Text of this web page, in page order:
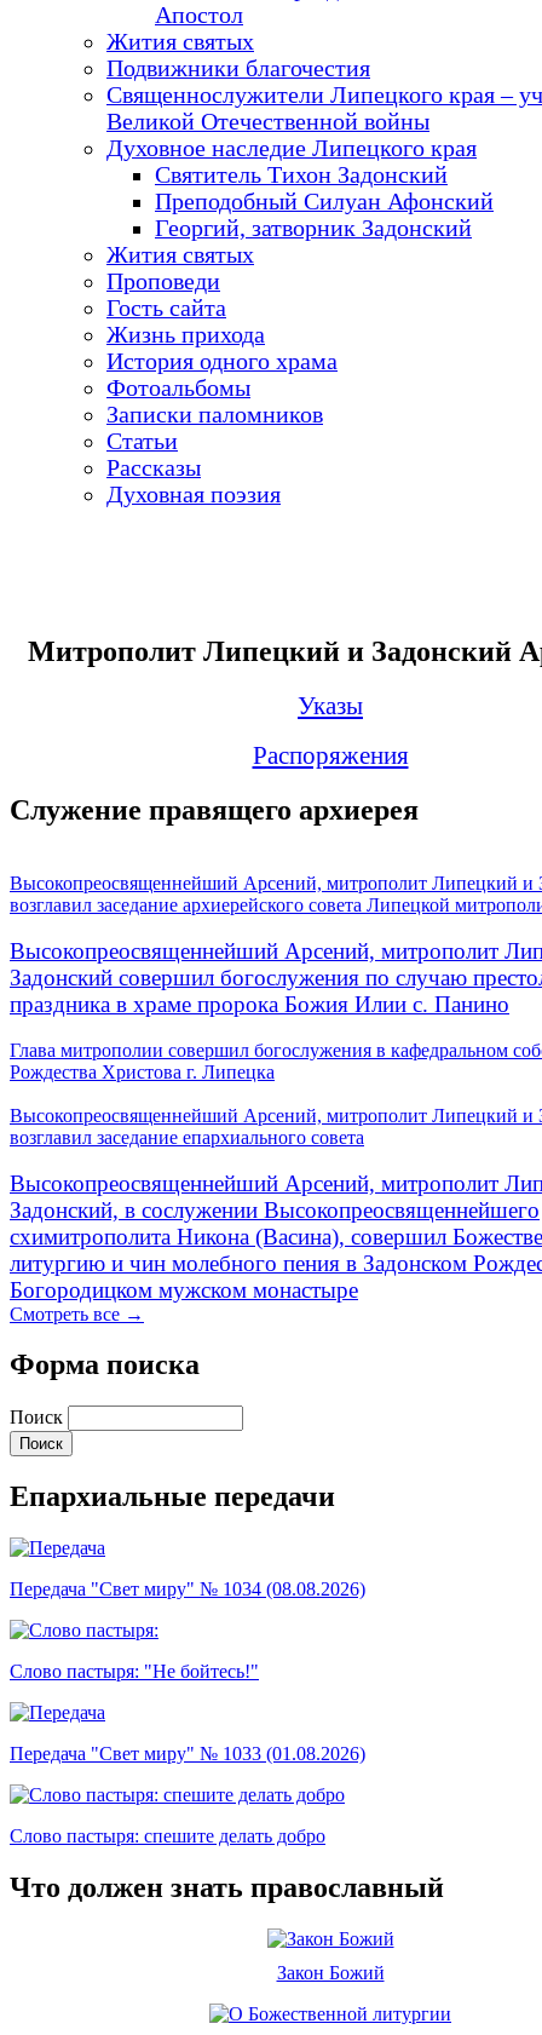
Апостол
Жития святых
Подвижники благочестия
Священнослужители Липецкого края –
Великой Отечественной войны
Духовное наследие Липецкого края
Святитель Тихон Задонский
Преподобный Силуан Афонский
Георгий, затворник Задонский
Жития святых
Проповеди
Гость сайта
Жизнь прихода
История одного храма
Фотоальбомы
Записки паломников
Статьи
Рассказы
Духовная поэзия
Митрополит Липецкий и Задонский
Указы
Распоряжения
Служение правящего архиерея
Высокопреосвященнейший Арсений, митрополит Липецкий и
возглавил заседание архиерейского совета Липецкой
Высокопреосвященнейший Арсений, митрополит
Задонский совершил богослужения по случаю
праздника в храме пророка Божия Илии с. Панино
Глава митрополии совершил богослужения в кафедральном
Рождества Христова г. Липецка
Высокопреосвященнейший Арсений, митрополит Липецкий и
возглавил заседание епархиального совета
Высокопреосвященнейший Арсений, митрополит
Задонский, в сослужении Высокопреосвященнейшего
схимитрополита Никона (Васина), совершил
литургию и чин молебного пения в Задонском
Богородицком мужском монастыре
Смотреть все →
Форма поиска
Поиск
Епархиальные передачи
Передача "Свет миру" № 1034 (08.08.2026)
Слово пастыря: "Не бойтесь!"
Передача "Свет миру" № 1033 (01.08.2026)
Слово пастыря: спешите делать добро
Что должен знать православный
Закон Божий